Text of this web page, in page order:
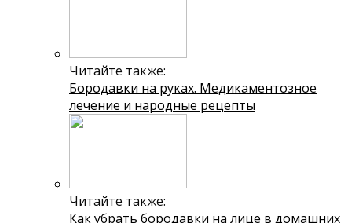
Читайте также:
Бородавки на руках. Медикаментозное
лечение и народные рецепты
Читайте также:
Как убрать бородавки на лице в домашних